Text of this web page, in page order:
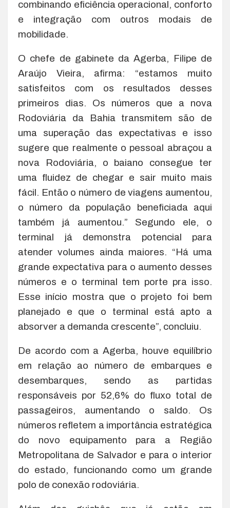
combinando eficiência operacional, conforto
e integração com outros modais de
mobilidade.
O chefe de gabinete da Agerba, Filipe de
Araújo Vieira, afirma: “estamos muito
satisfeitos com os resultados desses
primeiros dias. Os números que a nova
Rodoviária da Bahia transmitem são de
uma superação das expectativas e isso
sugere que realmente o pessoal abraçou a
nova Rodoviária, o baiano consegue ter
uma fluidez de chegar e sair muito mais
fácil. Então o número de viagens aumentou,
o número da população beneficiada aqui
também já aumentou.” Segundo ele, o
terminal já demonstra potencial para
atender volumes ainda maiores. “Há uma
grande expectativa para o aumento desses
números e o terminal tem porte pra isso.
Esse início mostra que o projeto foi bem
planejado e que o terminal está apto a
absorver a demanda crescente”, concluiu.
De acordo com a Agerba, houve equilíbrio
em relação ao número de embarques e
desembarques, sendo as partidas
responsáveis por 52,6% do fluxo total de
passageiros, aumentando o saldo. Os
números refletem a importância estratégica
do novo equipamento para a Região
Metropolitana de Salvador e para o interior
do estado, funcionando como um grande
polo de conexão rodoviária.